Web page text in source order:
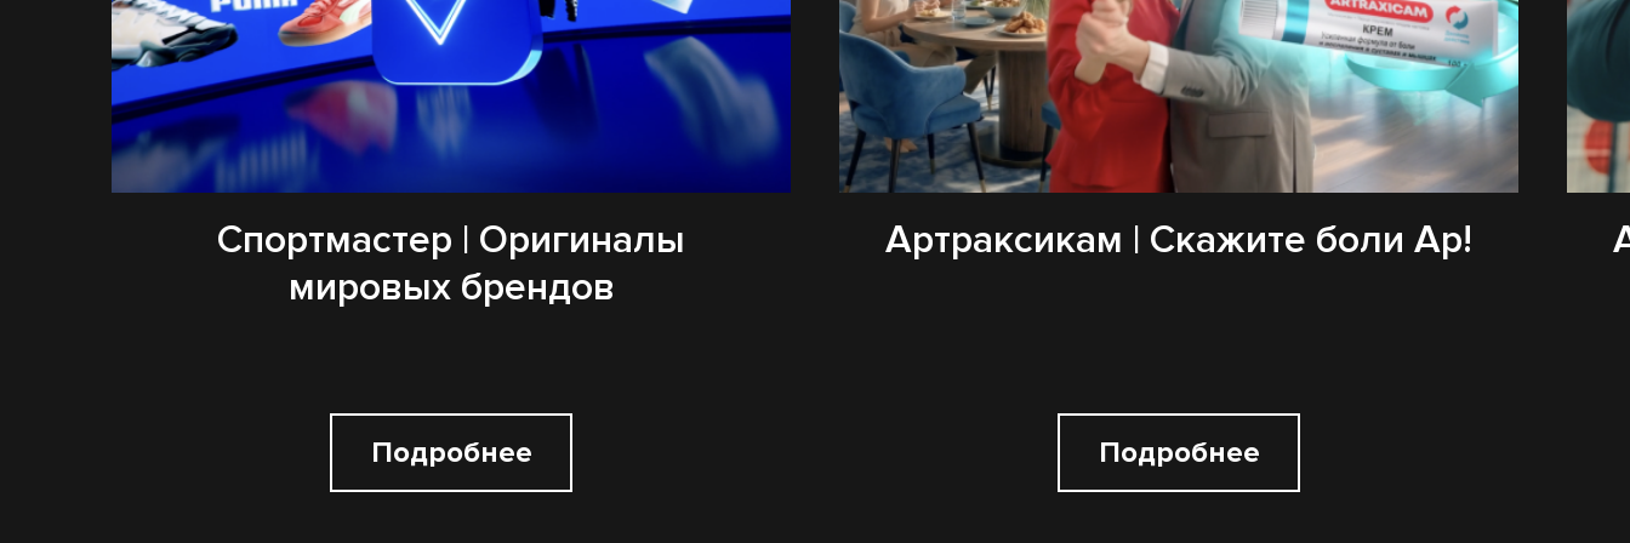
Спортмастер | Оригиналы
мировых брендов
Подробнее
Артраксикам | Скажите боли Ар!
Подробнее